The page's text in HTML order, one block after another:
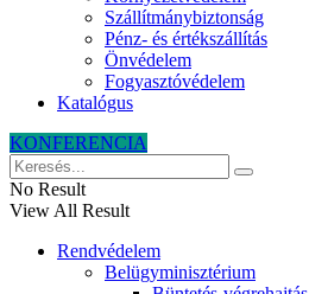
Szállítmánybiztonság
Pénz- és értékszállítás
Önvédelem
Fogyasztóvédelem
Katalógus
KONFERENCIA
No Result
View All Result
Rendvédelem
Belügyminisztérium